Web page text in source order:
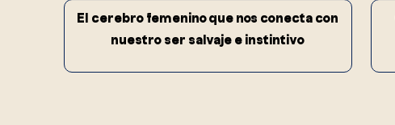
El cerebro femenino que nos conecta con
nuestro ser salvaje e instintivo